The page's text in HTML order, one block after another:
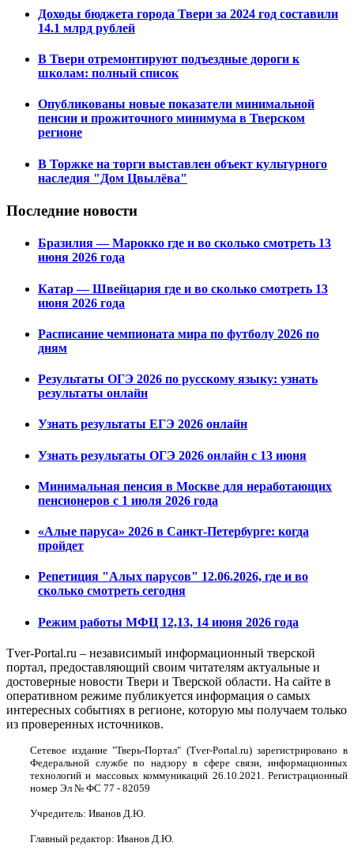
Доходы бюджета города Твери за 2024 год составили
14.1 млрд рублей
В Твери отремонтируют подъездные дороги к
школам: полный список
Опубликованы новые показатели минимальной
пенсии и прожиточного минимума в Тверском
регионе
В Торжке на торги выставлен объект культурного
наследия "Дом Цвылёва"
Последние новости
Бразилия — Марокко где и во сколько смотреть 13
июня 2026 года
Катар — Швейцария где и во сколько смотреть 13
июня 2026 года
Расписание чемпионата мира по футболу 2026 по
дням
Результаты ОГЭ 2026 по русскому языку: узнать
результаты онлайн
Узнать результаты ЕГЭ 2026 онлайн
Узнать результаты ОГЭ 2026 онлайн с 13 июня
Минимальная пенсия в Москве для неработающих
пенсионеров с 1 июля 2026 года
«Алые паруса» 2026 в Санкт-Петербурге: когда
пройдет
Репетиция "Алых парусов" 12.06.2026, где и во
сколько смотреть сегодня
Режим работы МФЦ 12,13, 14 июня 2026 года
Tver-Portal.ru – независимый информационный тверской
портал, предоставляющий своим читателям актуальные и
достоверные новости Твери и Тверской области. На сайте в
оперативном режиме публикуется информация о самых
интересных событиях в регионе, которую мы получаем только
из проверенных источников.
Сетевое издание "Тверь-Портал" (Tver-Portal.ru) зарегистрировано в
Федеральной службе по надзору в сфере связи, информационных
технологий и массовых коммуникаций 26.10.2021. Регистрационный
номер Эл № ФС 77 - 82059
Учредитель: Иванов Д.Ю.
Главный редактор: Иванов Д.Ю.